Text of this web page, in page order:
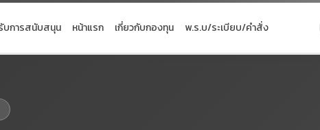
บการสนับสนุน หน้าแรก เกี่ยวกับกองทุน พ.ร.บ/ระเบียบ/คำสั่ง